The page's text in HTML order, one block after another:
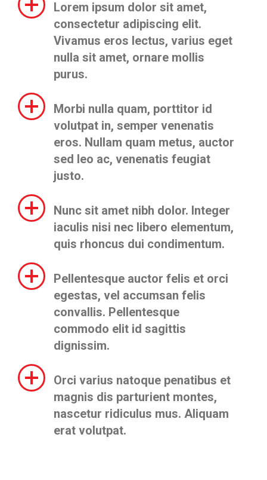
Lorem ipsum dolor sit amet,
consectetur adipiscing elit.
Vivamus eros lectus, varius eget
nulla sit amet, ornare mollis
purus.
Morbi nulla quam, porttitor id
volutpat in, semper venenatis
eros. Nullam quam metus, auctor
sed leo ac, venenatis feugiat
justo.
Nunc sit amet nibh dolor. Integer
iaculis nisi nec libero elementum,
quis rhoncus dui condimentum.
Pellentesque auctor felis et orci
egestas, vel accumsan felis
convallis. Pellentesque
commodo elit id sagittis
dignissim.
Orci varius natoque penatibus et
magnis dis parturient montes,
nascetur ridiculus mus. Aliquam
erat volutpat.